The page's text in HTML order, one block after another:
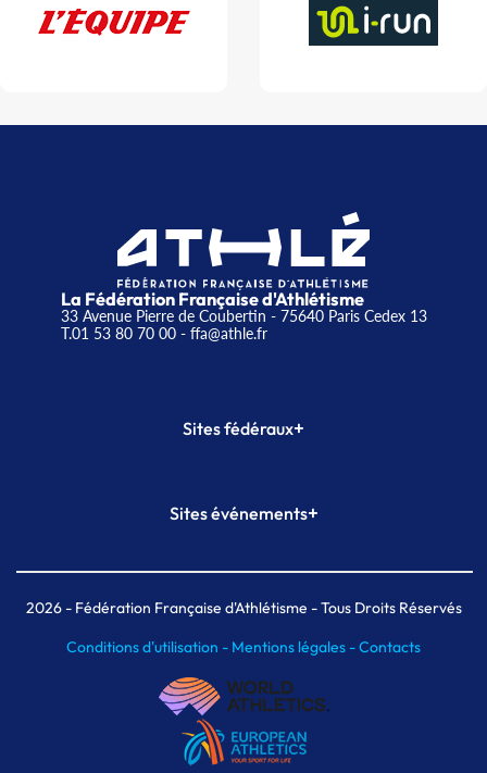
La Fédération Française d'Athlétisme
33 Avenue Pierre de Coubertin - 75640 Paris Cedex 13
T.01 53 80 70 00- ffa@athle.fr
Sites fédéraux+
Plateforme Formation
Sites événements+
Meeting de Paris indoor
MAIF Ekiden de Paris
2026- Fédération Française d'Athlétisme - Tous Droits Réservés
Conditions d'utilisation - Mentions légales -Contacts